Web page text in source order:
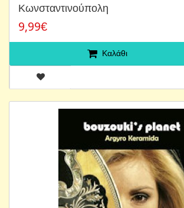
Κωνσταντινούπολη
9,99€
Καλάθι